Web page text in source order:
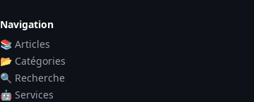
Navigation
📚 Articles
📂 Catégories
🔍 Recherche
🤖 Services